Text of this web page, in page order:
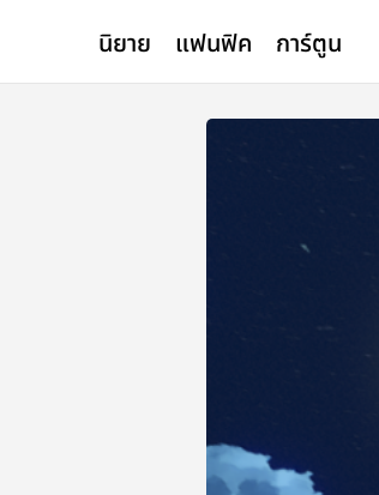
นิยาย แฟนฟิค การ์ตูน